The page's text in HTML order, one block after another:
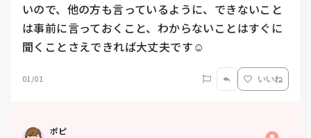
いので、他の方も言っているように、できないこと
は事前に言っておくこと、わからないことはすぐに
聞くことさえできれば大丈夫です☺️
01/01 いいね
ポピ